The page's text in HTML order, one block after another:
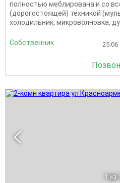
полностью меблирована и со
(дорогостоящей) техникой
холодильник, микроволновка,
Собственник 25.06
1 из 1